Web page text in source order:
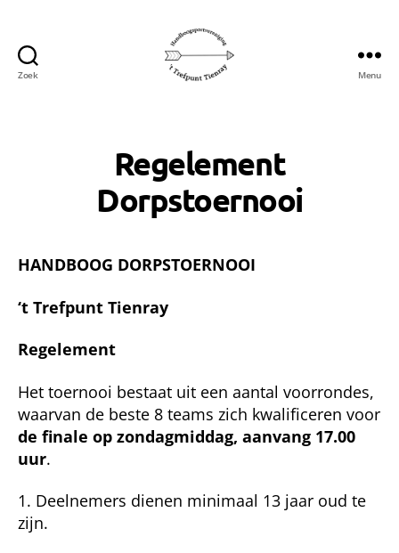
Zoek
Tienray
Menu
Regelement
Dorpstoernooi
HANDBOOG DORPSTOERNOOI
‘t Trefpunt Tienray
Regelement
Het toernooi bestaat uit een aantal voorron­des,
waar­van de beste 8 teams zich kwalifi­ceren voor
de finale op zondagmiddag, aanvang 17.00
uur.
1. Deelnemers dienen minimaal 13 jaar oud te
zijn.